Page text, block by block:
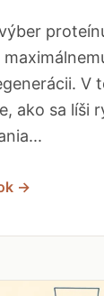
V
ako sa líši
→